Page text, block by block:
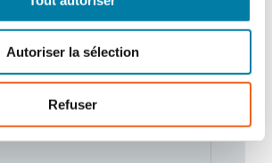
Autoriser la sélection
Refuser